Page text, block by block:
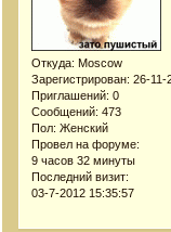
Откуда: Moscow
Зарегистрирован: 26-11-
Приглашений: 0
Сообщений: 473
Пол: Женский
Провел на форуме:
9 часов 32 минуты
Последний визит:
03-7-2012 15:35:57